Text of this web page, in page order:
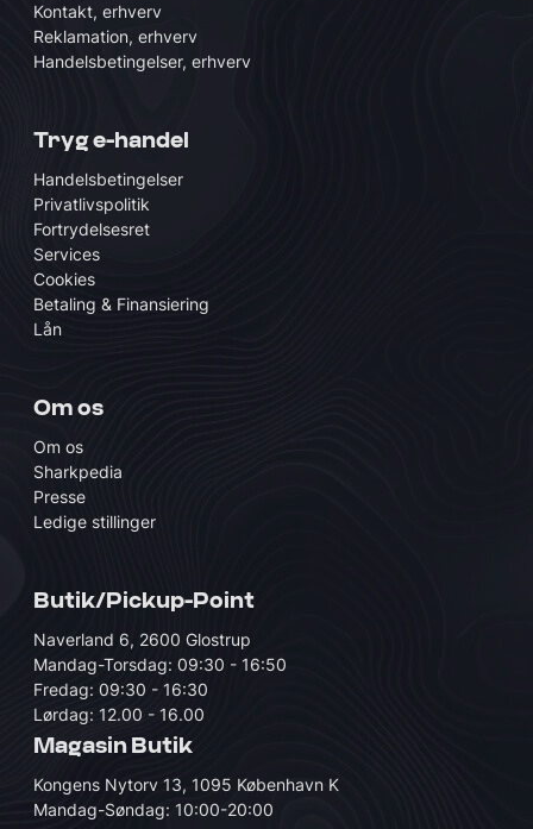
Kontakt, erhverv
Reklamation, erhverv
Handelsbetingelser, erhverv
Tryg e-handel
Handelsbetingelser
Privatlivspolitik
Fortrydelsesret
Services
Cookies
Betaling & Finansiering
Lån
Om os
Om os
Sharkpedia
Presse
Ledige stillinger
Butik/Pickup-Point
Naverland 6, 2600 Glostrup
Mandag-Torsdag: 09:30 - 16:50
Fredag: 09:30 - 16:30
Lørdag: 12.00 - 16.00
Magasin Butik
Kongens Nytorv 13, 1095 København K
Mandag-Søndag: 10:00-20:00